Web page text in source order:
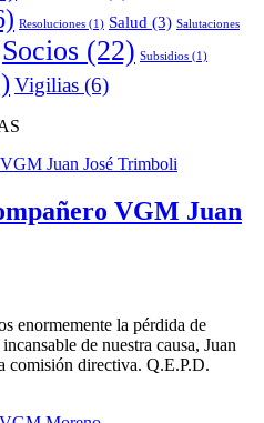
Resoluciones (1) Salud (3) Salutaciones
Socios (22) Subsidios (1)
Vigilias (6)
VGM Juan
enormemente la pérdida de
de nuestra causa, Juan
comisión directiva. Q.E.P.D.